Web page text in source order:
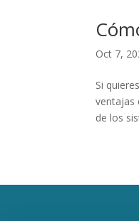
Oct 7,
Si
ventajas
de los